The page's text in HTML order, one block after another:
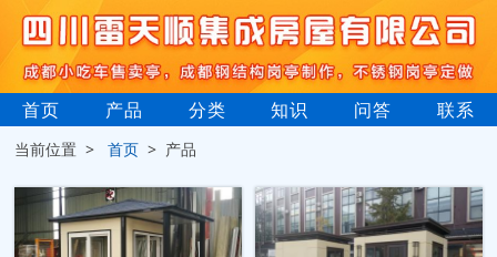
首页 产品 分类 知识 问答 联系
当前位置 >首页 > 产品